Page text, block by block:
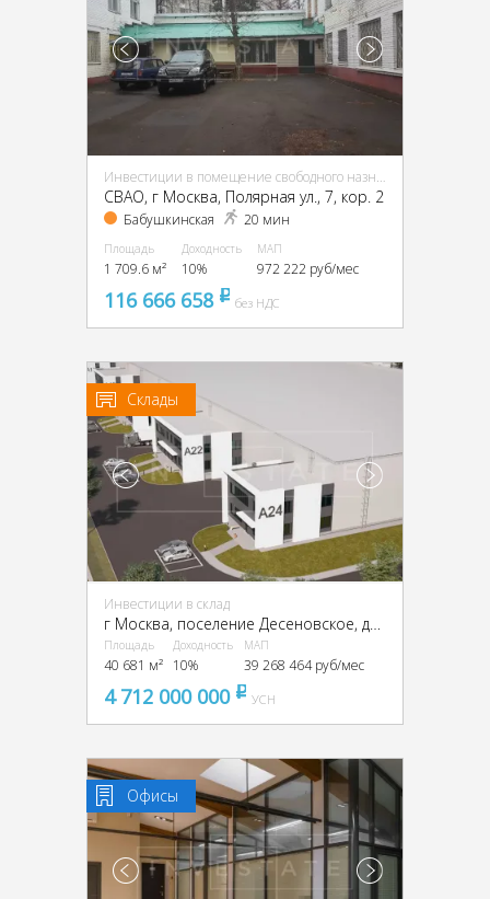
Инвестиции в помещение свободного назначения (ПСН)
CВАО, г Москва, Полярная ул., 7, кор. 2
Бабушкинская 20 мин
Площадь
1 709.6 м²
Доходность
10%
МАП
972 222 руб/мес
116 666 658 pуббез НДС
Склады
Инвестиции в склад
Площадь
40 681 м²
Доходность
10%
МАП
39 268 464 руб/мес
4 712 000 000 pуб
УСН
Офисы